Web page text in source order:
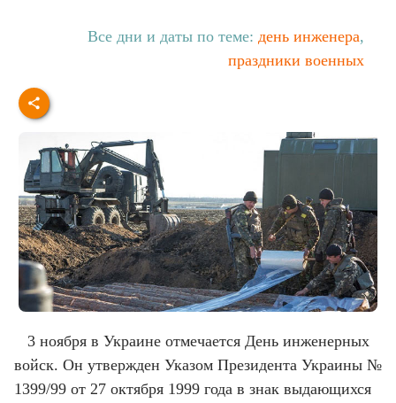
Все дни и даты по теме: день инженера,
праздники военных
3 ноября в Украине отмечается День инженерных
войск. Он утвержден Указом Президента Украины №
1399/99 от 27 октября 1999 года в знак выдающихся